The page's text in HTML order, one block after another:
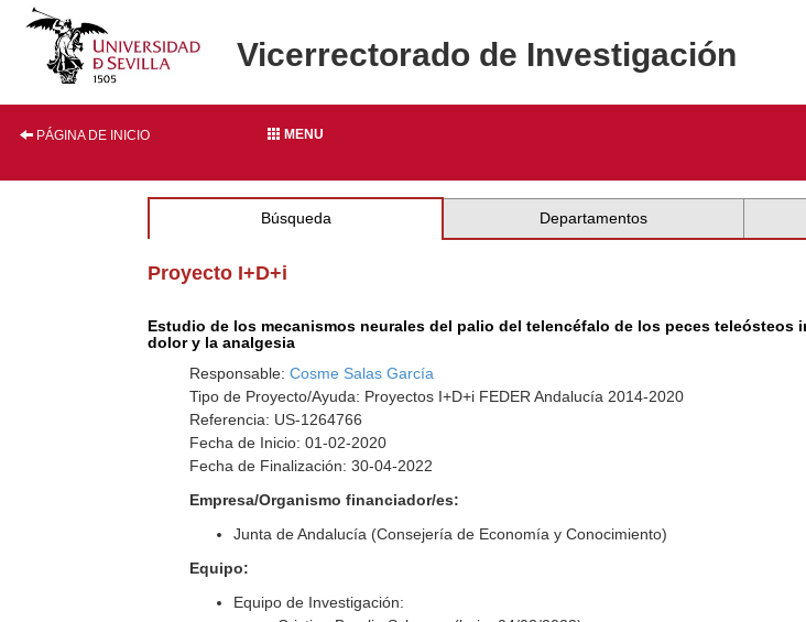
Vicerrectorado de Investigación
PÁGINA DE INICIO MENU
Búsqueda Departamentos
Proyecto I+D+i
Estudio de los mecanismos neurales del palio del telencéfalo de los peces
dolor y la analgesia
Responsable:Cosme Salas García
Tipo de Proyecto/Ayuda: Proyectos I+D+i FEDER Andalucía 2014-2020
Referencia: US-1264766
Fecha de Inicio: 01-02-2020
Fecha de Finalización: 30-04-2022
Empresa/Organismo financiador/es:
Junta de Andalucía (Consejería de Economía y Conocimiento)
Equipo:
Equipo de Investigación: